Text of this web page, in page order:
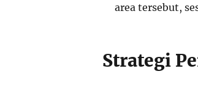
area tersebut,
Strategi